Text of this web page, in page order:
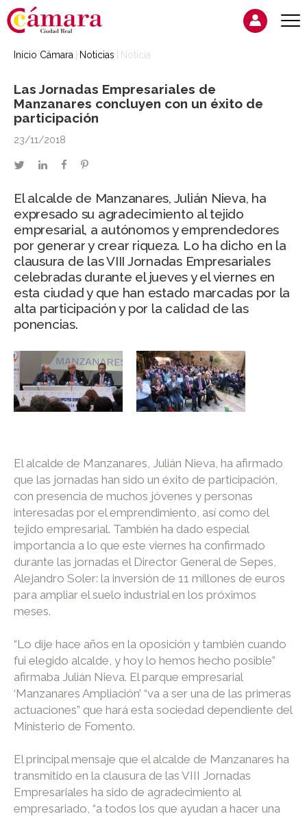
Inicio Cámara Noticias Noticia
Las Jornadas Empresariales de
Manzanares concluyen con un éxito de
participación
23/11/2018
twitterlinkedinfacebookpinterest
El alcalde de Manzanares, Julián Nieva, ha
expresado su agradecimiento al tejido
empresarial, a autónomos y emprendedores
por generar y crear riqueza. Lo ha dicho en la
clausura de las VIII Jornadas Empresariales
celebradas durante el jueves y el viernes en
esta ciudad y que han estado marcadas por la
alta participación y por la calidad de las
ponencias.
El alcalde de Manzanares, Julián Nieva, ha afirmado
que las jornadas han sido un éxito de participación,
con presencia de muchos jóvenes y personas
interesadas por el emprendimiento, así como del
tejido empresarial. También ha dado especial
importancia a lo que este viernes ha confirmado
durante las jornadas el Director General de Sepes,
Alejandro Soler: la inversión de 11 millones de euros
para ampliar el suelo industrial en los próximos
meses.
“Lo dije hace años en la oposición y también cuando
fui elegido alcalde, y hoy lo hemos hecho posible”
afirmaba Julián Nieva. El parque empresarial
‘Manzanares Ampliación’ “va a ser una de las primeras
actuaciones” que hará esta sociedad dependiente del
Ministerio de Fomento.
El principal mensaje que el alcalde de Manzanares ha
transmitido en la clausura de las VIII Jornadas
Empresariales ha sido de agradecimiento al
empresariado, “a todos los que ayudan a hacer una